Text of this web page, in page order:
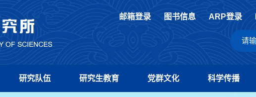
邮箱登录 图书信息 ARP登录
研究队伍 研究生教育 党群文化 科学传播